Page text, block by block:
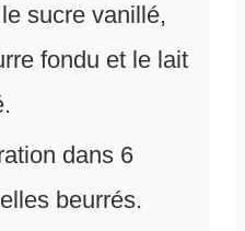
sucre vanillé,
fondu et le lait
dans 6
beurrés.